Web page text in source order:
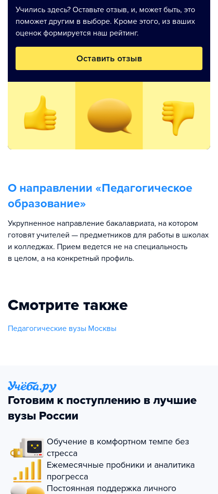
Учились здесь? Оставьте отзыв, и, может быть, это
поможет другим в выборе. Кроме этого, из ваших
оценок формируется наш рейтинг.
Оставить отзыв
О направлении «Педагогическое
образование»
Укрупненное направление бакалавриата, на котором
готовят учителей — предметников для работы в школах
и колледжах. Прием ведется не на специальность
в целом, а на конкретный профиль.
Смотрите также
Педагогические вузы Москвы
Готовим к поступлению в лучшие
вузы России
Обучение в комфортном темпе без
стресса
Ежемесячные пробники и аналитика
прогресса
Постоянная поддержка личного